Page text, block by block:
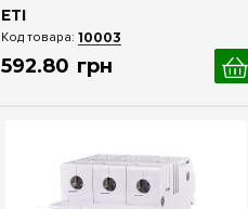
ETI
10003
592.80 грн